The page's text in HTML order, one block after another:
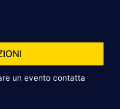
un evento contatta